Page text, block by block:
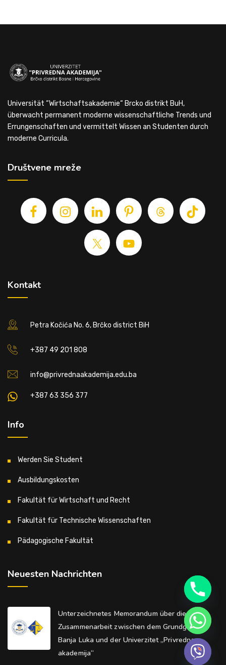
Universität “Wirtschaftsakademie“ Brcko distrikt BuH,
überwacht permanent moderne wissenschaftliche Trends und
Errungenschaften und vermittelt Wissen an Studenten durch
moderne Curricula.
Društvene mreže
Kontakt
Petra Kočića No. 6, Brčko district BiH
+387 49 201 808
info@privrednaakademija.edu.ba
+387 63 356 377
Info
Werden Sie Student
Ausbildungskosten
Fakultät für Wirtschaft und Recht
Fakultät für Technische Wissenschaften
Pädagogische Fakultät
Neuesten Nachrichten
Unterzeichnetes Memorandum über die
Zusammenarbeit zwischen dem Grundgericht
Banja Luka und der Univerzitet „Privredna
akademija“